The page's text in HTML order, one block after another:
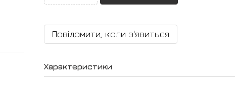
Повідомити, коли з'явиться
Характеристики